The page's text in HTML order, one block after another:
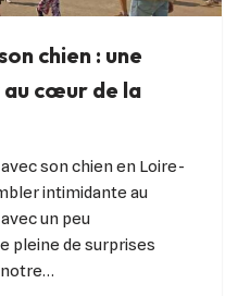
chien : une
cœur de la
son chien en Loire-
intimidante au
un peu
pleine de surprises
notre…